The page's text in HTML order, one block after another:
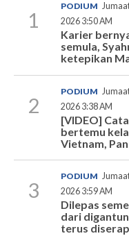
1
PODIUM
2026 3:50 AM
Karier
semula,
ketepikan
2
PODIUM
2026 3:38 AM
[VIDEO]
bertemu
Vietnam,
3
PODIUM
2026 3:59 AM
Dilepas
dari
terus